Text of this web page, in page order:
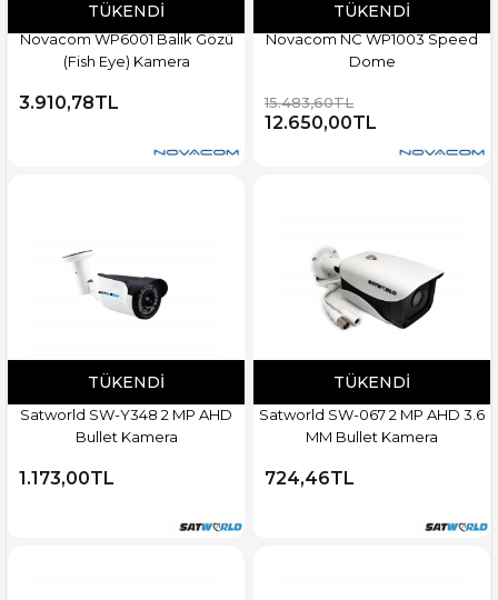
TÜKENDI
Novacom WP6001 Balık Gözü
(Fish Eye) Kamera
3.910,78TL
TÜKENDI
Novacom NC WP1003 Speed
Dome
15.483,60TL
12.650,00TL
TÜKENDI
Satworld SW-Y348 2 MP AHD
Bullet Kamera
1.173,00TL
TÜKENDI
Satworld SW-067 2 MP AHD 3.6
MM Bullet Kamera
724,46TL